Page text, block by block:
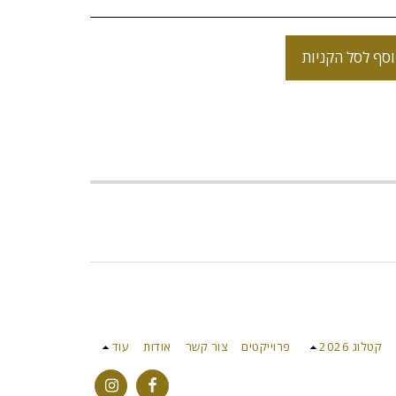
לסל הקניות
קטלוג 2026 פרוייקטים צור קשר אודות עוד